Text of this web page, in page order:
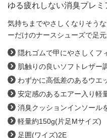
ゆる疲れしない消臭プレ
気持ちまでやさしくなりそう
ーだけのナースシューズで足元
隠れゴムで甲にやさしくフ
肌触りの良いソフトレザー
わずかに高低差のあるウエ
安定感のあるエアー入り軽
消臭クッションインソール
軽量約150g(片足Mサイズ)
足囲(ワイズ)2E